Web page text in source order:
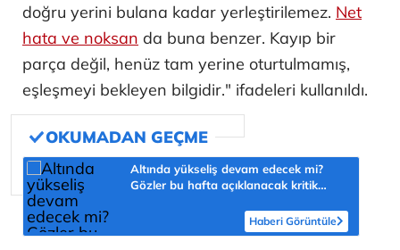
doğru yerini bulana kadar yerleştirilemez. Net
hata ve noksan da buna benzer. Kayıp bir
parça değil, henüz tam yerine oturtulmamış,
eşleşmeyi bekleyen bilgidir." ifadeleri kullanıldı.
Altında yükseliş devam edecek mi?
Gözler bu hafta açıklanacak kritik
Haberi Görüntüle